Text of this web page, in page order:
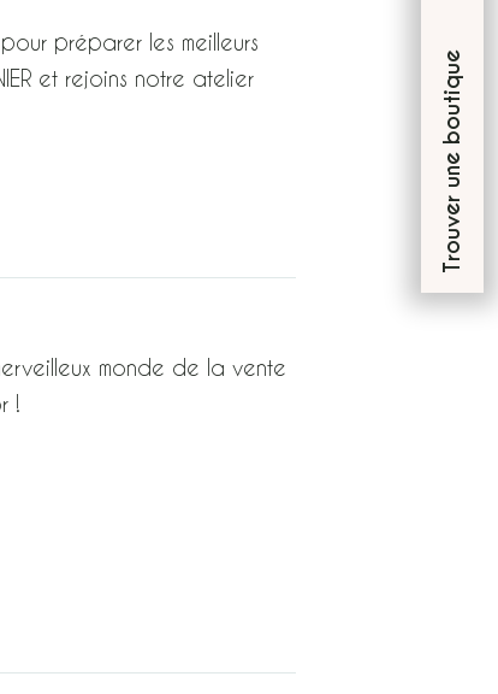
Trouver une boutique
préparer les meilleurs
et rejoins notre atelier
monde de la vente
!